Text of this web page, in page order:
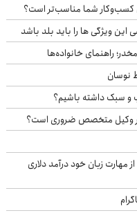
کسب‌وکار شما مناسب‌تر است؟
ویژگی ها را باید بلد باشد
نوسان
سبک داشته باشیم؟
وکیل متخصص ضروری است؟
مهارت زبان خود درآمد دلاری